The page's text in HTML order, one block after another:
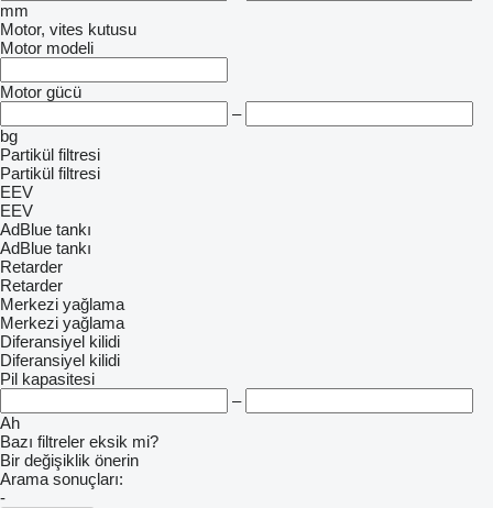
mm
Motor, vites kutusu
Motor modeli
Motor gücü
–
bg
Partikül filtresi
Partikül filtresi
EEV
EEV
AdBlue tankı
AdBlue tankı
Retarder
Retarder
Merkezi yağlama
Merkezi yağlama
Diferansiyel kilidi
Diferansiyel kilidi
Pil kapasitesi
–
Ah
Bazı filtreler eksik mi?
Bir değişiklik önerin
Arama sonuçları:
-